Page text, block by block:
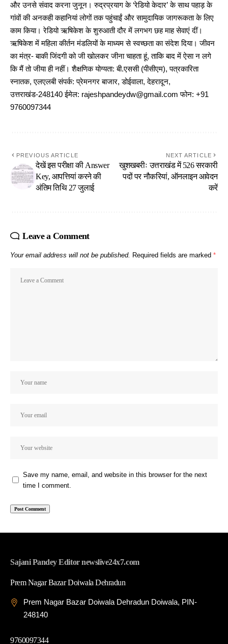
और उनसे संवाद करना जुनून। रुद्रप्रयाग के ‘रेडियो केदार’ के साथ पहाड़ के
गांवों की अनकही कहानियां लोगों तक पहुंचाईं और सामुदायिक जागरूकता के लिए
काम किया। रेडियो ऋषिकेश के शुरुआती दौर में लगभग छह माह सेवाएं दीं।
ऋषिकेश में महिला कीर्तन मंडलियों के माध्यम से स्वच्छता का संदेश दिया। जीवन
का मंत्र- बाकी जिंदगी को जी खोलकर जीना चाहता हूं, ताकि बाद में ऐसा न लगे
कि मैं तो जीया ही नहीं। शैक्षणिक योग्यता: बी.एससी (पीसीएम), पत्रकारिता
स्नातक, एलएलबी संपर्क: प्रेमनगर बाजार, डोईवाला, देहरादून,
उत्तराखंड-248140 ईमेल: rajeshpandeydw@gmail.com फोन: +91
9760097344
PREVIOUS ARTICLE
देखें इस परीक्षा की Answer
Key, आपत्तियां करने की
अंतिम तिथि 27 जुलाई
NEXT ARTICLE
खुशखबरीः उत्तराखंड में 526 सरकारी
पदों पर नौकरियां, ऑनलाइन आवेदन
करें
Leave a Comment
Your email address will not be published. Required fields are marked *
Save my name, email, and website in this browser for the next
time I comment.
Sajani Pandey Editor newslive24x7.com
Prem Nagar Bazar Doiwala Dehradun
Prem Nagar Bazar Doiwala Dehradun Doiwala, PIN-
248140
9760097344